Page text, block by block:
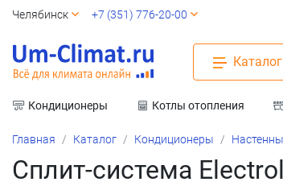
Кондиционеры Котлы отопления
Каталог
Челябинск +7 (351) 776-20-00
Главная Каталог Кондиционеры
Сплит-система